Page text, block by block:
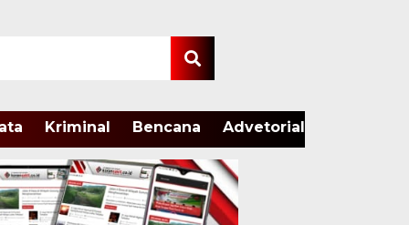
Kriminal Bencana Advetorial